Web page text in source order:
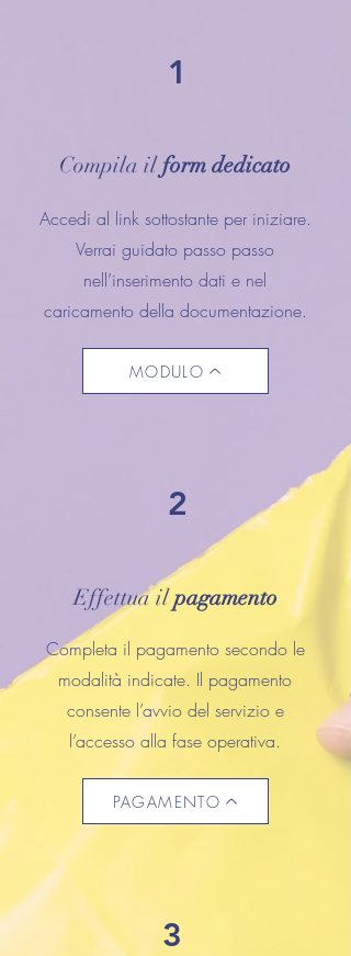
1
Compila ilform dedicato
Accedi al link sottostante per iniziare.
Verrai guidato passo passo
nell’inserimento dati e nel
caricamento della documentazione.
MODULO
2
Effettua ilpagamento
Completa il pagamento secondo le
modalità indicate. Il pagamento
consente l’avvio del servizio e
l’accesso alla fase operativa.
PAGAMENTO
3